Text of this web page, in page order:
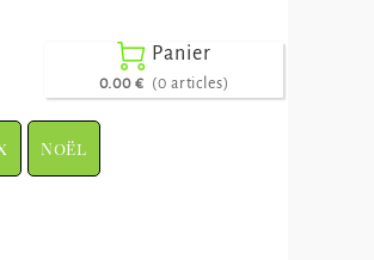
 Panier
0.00 € (0 articles)
Noël